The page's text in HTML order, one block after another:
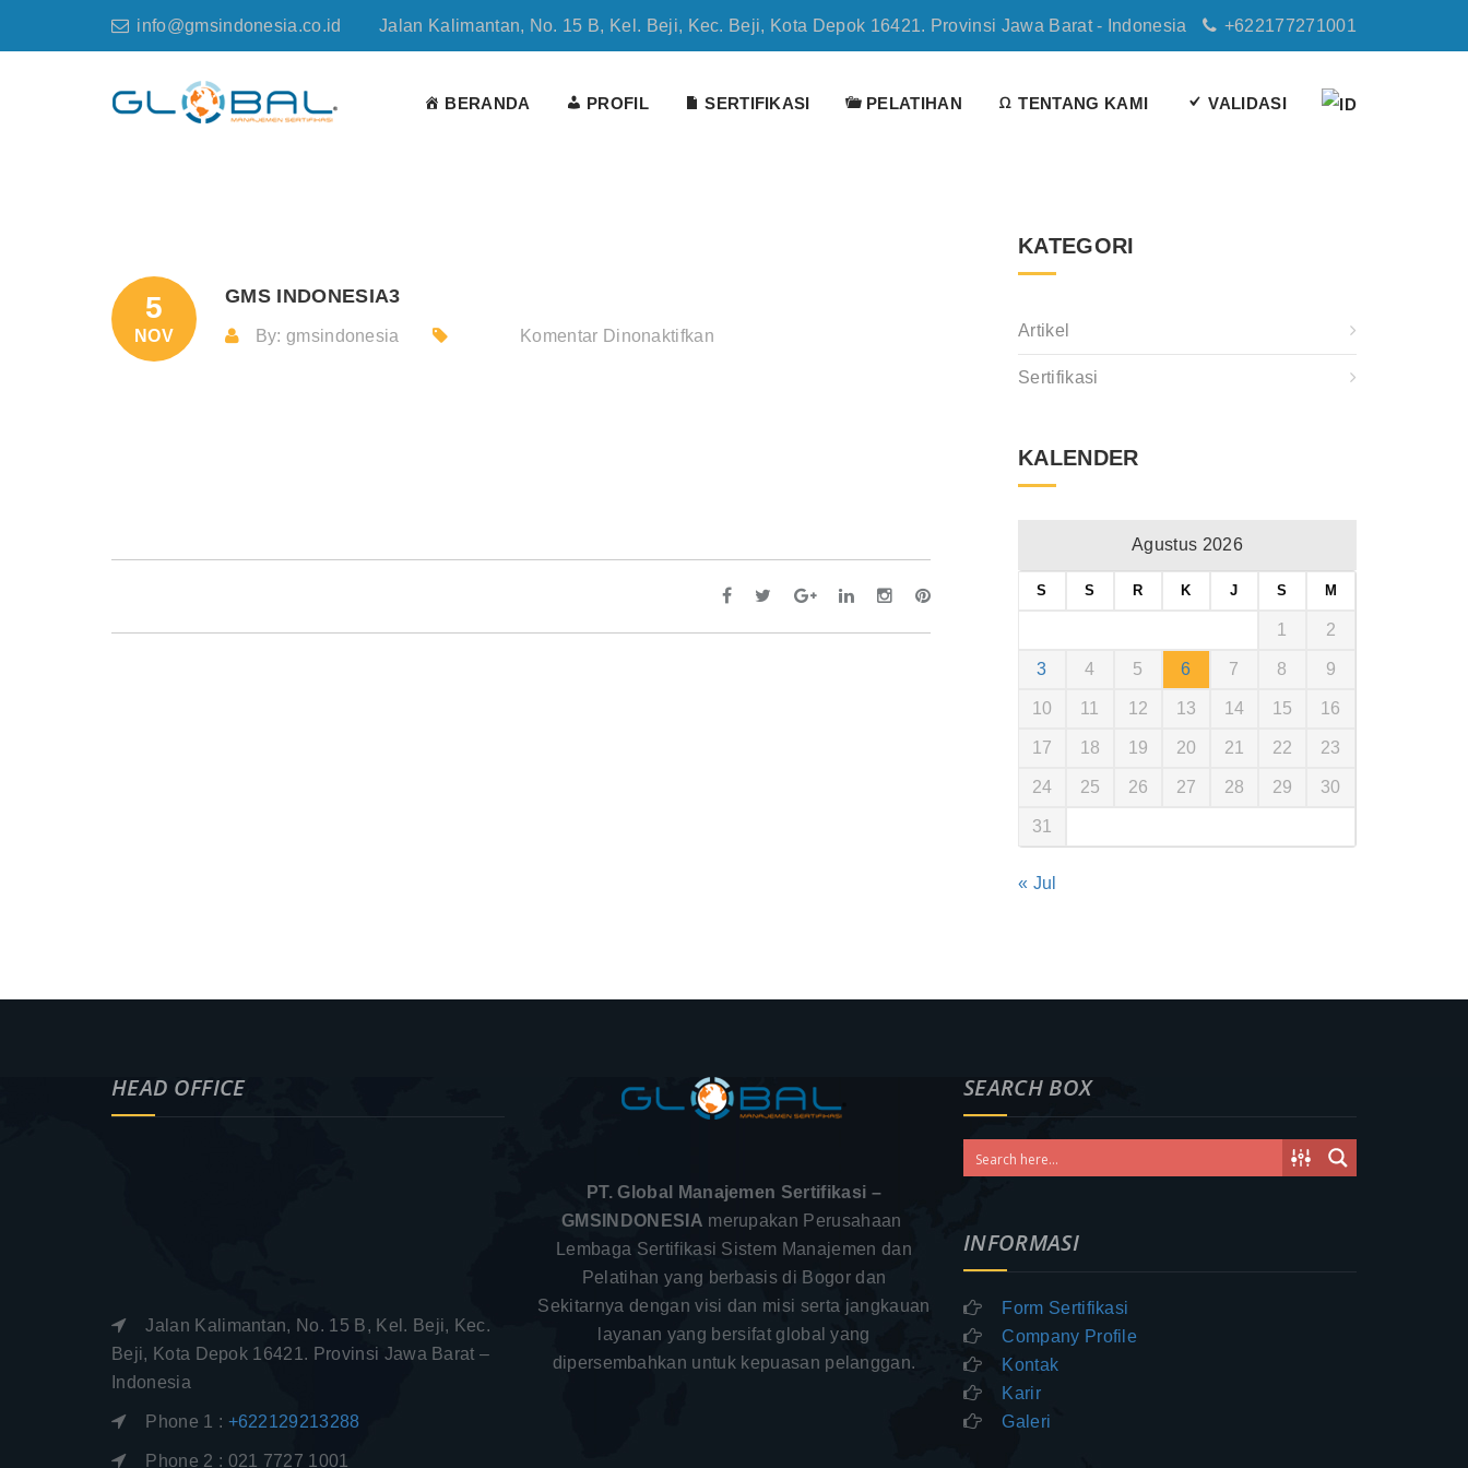
info@gmsindonesia.co.id Jalan Kalimantan, No. 15 B, Kel. Beji, Kec. Beji, Kota Depok 16421. Provinsi Jawa Barat - Indonesia +622177271001
BERANDA PROFIL SERTIFIKASI PELATIHAN TENTANG KAMI VALIDASI
5
NOV
GMS INDONESIA3
By: gmsindonesia Komentar Dinonaktifkan
KATEGORI
Artikel
Sertifikasi
KALENDER
Agustus 2026
S S R K J S M
1 2
3 4 5 6 7 8 9
10 11 12 13 14 15 16
17 18 19 20 21 22 23
24 25 26 27 28 29 30
31
« Jul
HEAD OFFICE
Jalan Kalimantan, No. 15 B, Kel. Beji, Kec.
Beji, Kota Depok 16421. Provinsi Jawa Barat –
Indonesia
Phone 1 : +622129213288
Phone 2 : 021 7727 1001
PT. Global Manajemen Sertifikasi –
GMSINDONESIA merupakan Perusahaan
Lembaga Sertifikasi Sistem Manajemen dan
Pelatihan yang berbasis di Bogor dan
Sekitarnya dengan visi dan misi serta jangkauan
layanan yang bersifat global yang
dipersembahkan untuk kepuasan pelanggan.
SEARCH BOX
INFORMASI
Form Sertifikasi
Company Profile
Kontak
Karir
Galeri